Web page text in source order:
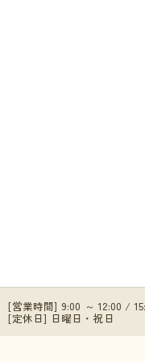
[営業時間] 9:00 ～ 12:00 /
[定休日] 日曜日・祝日